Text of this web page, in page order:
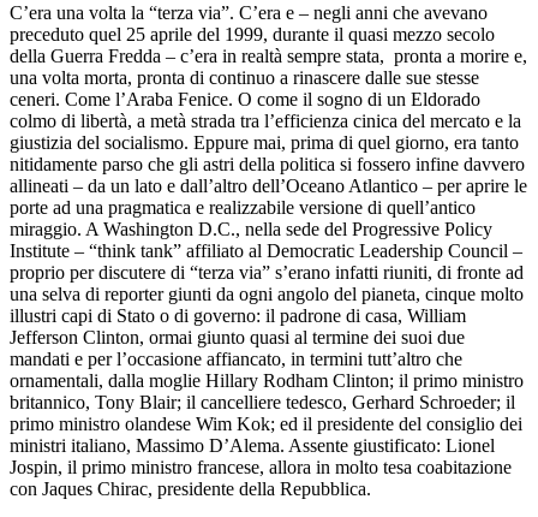
C’era una volta la “terza via”. C’era e – negli anni che avevano
preceduto quel 25 aprile del 1999, durante il quasi mezzo secolo
della Guerra Fredda – c’era in realtà sempre stata, pronta a morire e,
una volta morta, pronta di continuo a rinascere dalle sue stesse
ceneri. Come l’Araba Fenice. O come il sogno di un Eldorado
colmo di libertà, a metà strada tra l’efficienza cinica del mercato e la
giustizia del socialismo. Eppure mai, prima di quel giorno, era tanto
nitidamente parso che gli astri della politica si fossero infine davvero
allineati – da un lato e dall’altro dell’Oceano Atlantico – per aprire le
porte ad una pragmatica e realizzabile versione di quell’antico
miraggio. A Washington D.C., nella sede del Progressive Policy
Institute – “think tank” affiliato al Democratic Leadership Council –
proprio per discutere di “terza via” s’erano infatti riuniti, di fronte ad
una selva di reporter giunti da ogni angolo del pianeta, cinque molto
illustri capi di Stato o di governo: il padrone di casa, William
Jefferson Clinton, ormai giunto quasi al termine dei suoi due
mandati e per l’occasione affiancato, in termini tutt’altro che
ornamentali, dalla moglie Hillary Rodham Clinton; il primo ministro
britannico, Tony Blair; il cancelliere tedesco, Gerhard Schroeder; il
primo ministro olandese Wim Kok; ed il presidente del consiglio dei
ministri italiano, Massimo D’Alema. Assente giustificato: Lionel
Jospin, il primo ministro francese, allora in molto tesa coabitazione
con Jaques Chirac, presidente della Repubblica.